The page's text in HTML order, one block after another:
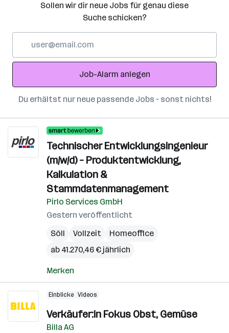
Sollen wir dir neue Jobs für genau diese
Suche schicken?
Adresse
Job-Alarm anlegen
Du erhältst nur neue passende Jobs – sonst nichts!
Technischer Entwicklungsingenieur
(m/w/d) – Produktentwicklung,
Kalkulation &
Stammdatenmanagement
Pirlo Services GmbH
Gestern veröffentlicht
Söll
Vollzeit
Homeoffice
ab 41.270,46 € jährlich
Merken
Einblicke Videos
Verkäufer:in Fokus Obst, Gemüse
Billa AG